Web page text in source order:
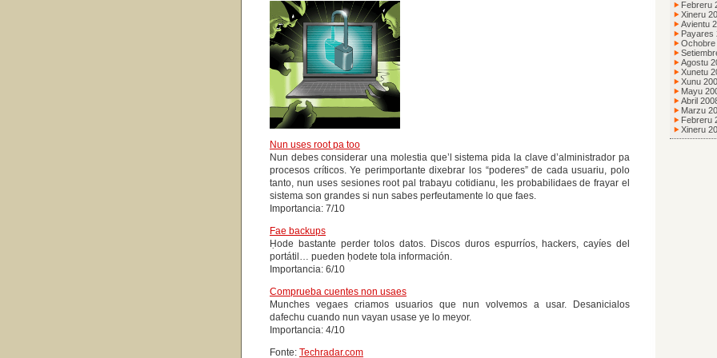
Nun uses root pa too
Nun debes considerar una molestia que’l sistema pida la clave d’alministrador pa
procesos críticos. Ye perimportante dixebrar los “poderes” de cada usuariu, polo
tanto, nun uses sesiones root pal trabayu cotidianu, les probabilidaes de frayar el
sistema son grandes si nun sabes perfeutamente lo que faes.
Importancia: 7/10
Fae backups
Ḥode bastante perder tolos datos. Discos duros espurríos, hackers, cayíes del
portátil… pueden ḥodete tola información.
Importancia: 6/10
Comprueba cuentes non usaes
Munches vegaes criamos usuarios que nun volvemos a usar. Desanicialos
dafechu cuando nun vayan usase ye lo meyor.
Importancia: 4/10
Fonte: Techradar.com
Febreru
Xineru
Avientu
Payares
Ochobre
Agostu
Xunetu
Xunu
Mayu
Abril
Marzu
Febreru
Xineru